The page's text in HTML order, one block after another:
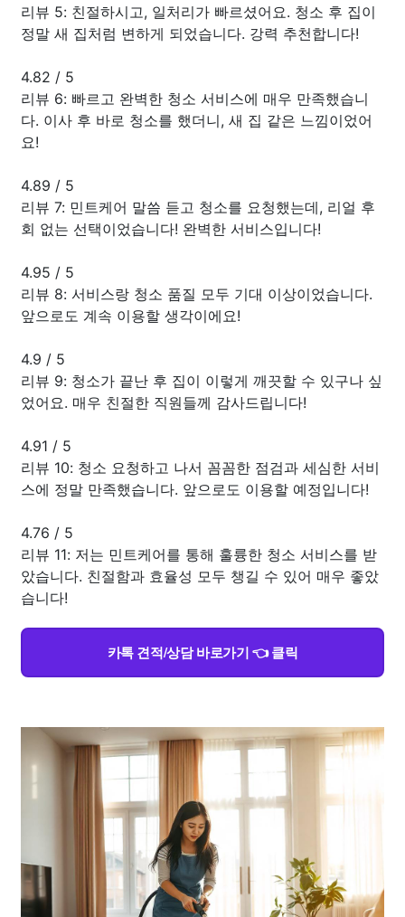
리뷰 5: 친절하시고, 일처리가 빠르셨어요. 청소 후 집이
정말 새 집처럼 변하게 되었습니다. 강력 추천합니다!
4.82 / 5
리뷰 6: 빠르고 완벽한 청소 서비스에 매우 만족했습니
다. 이사 후 바로 청소를 했더니, 새 집 같은 느낌이었어
요!
4.89 / 5
리뷰 7: 민트케어 말씀 듣고 청소를 요청했는데, 리얼 후
회 없는 선택이었습니다! 완벽한 서비스입니다!
4.95 / 5
리뷰 8: 서비스랑 청소 품질 모두 기대 이상이었습니다.
앞으로도 계속 이용할 생각이에요!
4.9 / 5
리뷰 9: 청소가 끝난 후 집이 이렇게 깨끗할 수 있구나 싶
었어요. 매우 친절한 직원들께 감사드립니다!
4.91 / 5
리뷰 10: 청소 요청하고 나서 꼼꼼한 점검과 세심한 서비
스에 정말 만족했습니다. 앞으로도 이용할 예정입니다!
4.76 / 5
리뷰 11: 저는 민트케어를 통해 훌륭한 청소 서비스를 받
았습니다. 친절함과 효율성 모두 챙길 수 있어 매우 좋았
습니다!
카톡 견적/상담 바로가기 👈 클릭